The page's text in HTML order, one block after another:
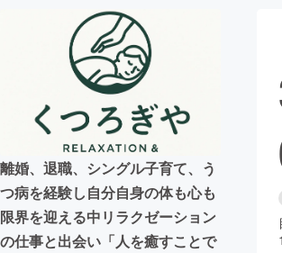
アート・写真
テクノロジー・ガジェット
映像・映画
ビジネス・起業
まちづくり・地域活性化
離婚、退職、シングル子育て、う
つ病を経験し自分自身の体も心も
限界を迎える中リラクゼーション
の仕事と出会い「人を癒すことで